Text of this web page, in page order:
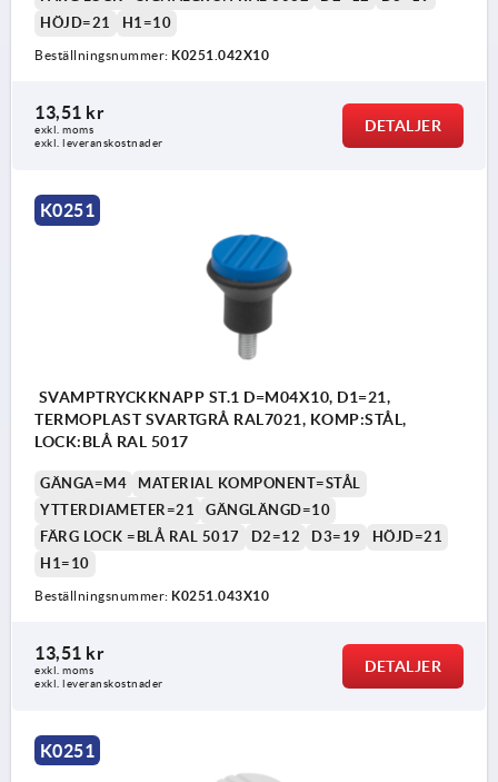
HÖJD=21
H1=10
Beställningsnummer: K0251.042X10
13,51 kr
exkl. moms
exkl. leveranskostnader
DETALJER
K0251
SVAMPTRYCKKNAPP ST.1 D=M04X10, D1=21,
TERMOPLAST SVARTGRÅ RAL7021, KOMP:STÅL,
LOCK:BLÅ RAL 5017
GÄNGA=M4
MATERIAL KOMPONENT=STÅL
YTTERDIAMETER=21
GÄNGLÄNGD=10
FÄRG LOCK =BLÅ RAL 5017
D2=12 D3=19
HÖJD=21
H1=10
Beställningsnummer: K0251.043X10
13,51 kr
exkl. moms
exkl. leveranskostnader
DETALJER
K0251